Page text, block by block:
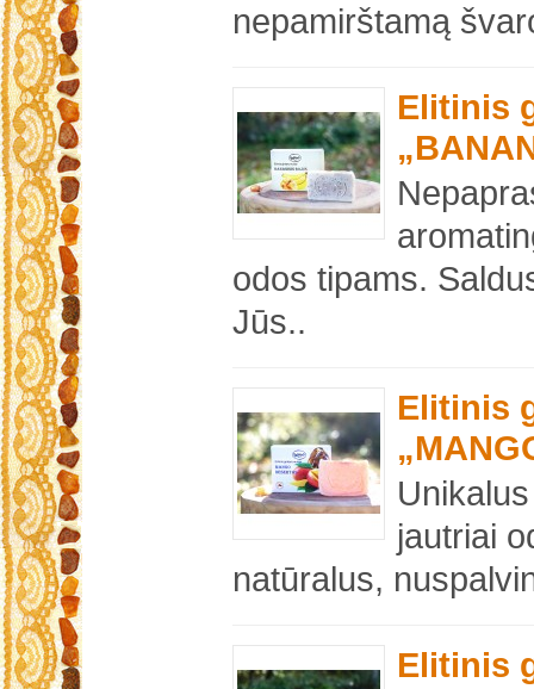
nepamirštamą
Elitinis
odos tipams.
Jūs..
Elitinis
jautriai
natūralus,
Elitinis